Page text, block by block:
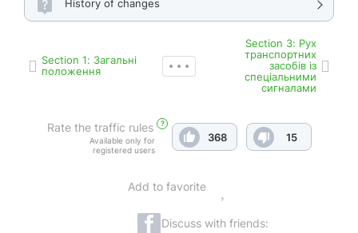
History of changes
Section 1: Загальні
положення
Section 3: Рух
транспортних
засобів із
спеціальними
сигналами
Rate the traffic rules ?
Available only for
registered users
368 15
Add to favorite
Discuss with friends: